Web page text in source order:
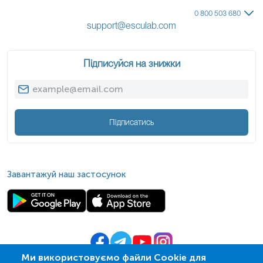
Діапазон вимірювань: 0.4 до ≥ 240 Од/мл
вимірювань можуть змінюватися у відповідності до зміни
Кров відбирається натщесерце (через 8-12 год після прийому
їжі).
ситуації, прийом алкоголю, паління, прийом ліків, фізичні
навантаження та обмежити фізичну активність. Якщо відмінити
прийом ліків неможливо, потрібно повідомити про це
адміністратора.
Для грудних дітей перед здачею крові витримати максимально
Ми використовуємо файли Cookie для
0 800 503 680
support@esculab.com
Підписуйся на знижки
Підписатись
Завантажуй наш застосунок